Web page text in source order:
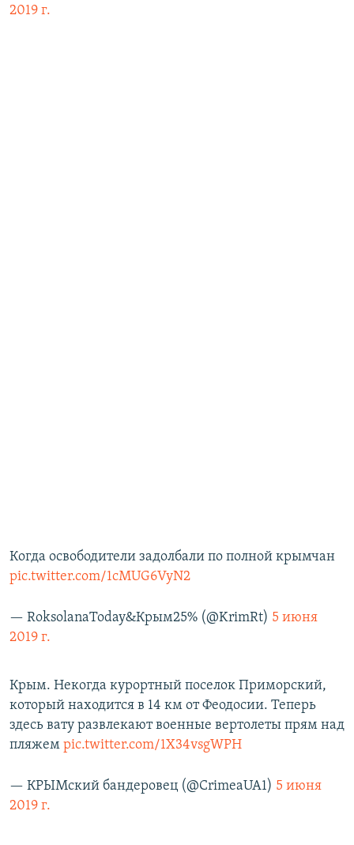
2019 г.
Когда освободители задолбали по полной крымчан
pic.twitter.com/1cMUG6VyN2
— RoksolanaToday&Крым25% (@KrimRt) 5 июня
2019 г.
Крым. Некогда курортный поселок Приморский,
который находится в 14 км от Феодосии. Теперь
здесь вату развлекают военные вертолеты прям над
пляжем pic.twitter.com/1X34vsgWPH
— КРЫМский бандеровец (@CrimeaUA1) 5 июня
2019 г.